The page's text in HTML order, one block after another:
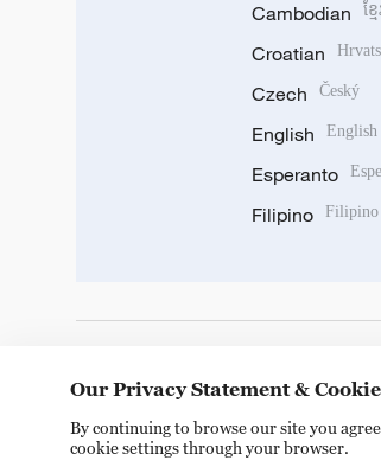
Cambodian ខ្មែ
Croatian
Czech Český
English English
Esperanto
Filipino Filipino
Our Privacy Statement &
By continuing to browse our site you
cookie settings through your browser.